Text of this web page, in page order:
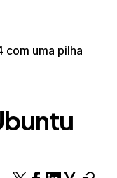
com uma pilha